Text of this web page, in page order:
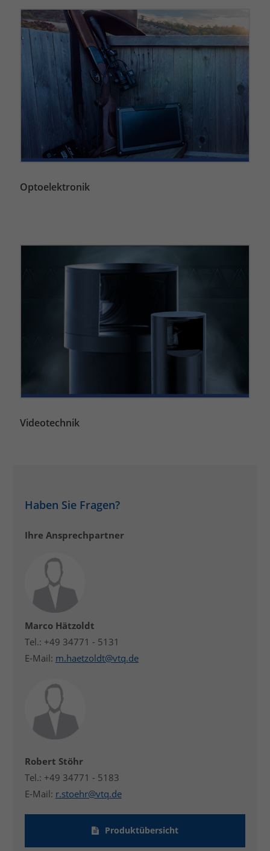
Optoelektronik
Videotechnik
Haben Sie Fragen?
Ihre Ansprechpartner
Marco Hätzoldt
Tel.: +49 34771 - 5131
E-Mail: m.haetzoldt@vtq.de
Robert Stöhr
Tel.: +49 34771 - 5183
E-Mail: r.stoehr@vtq.de
Produktübersicht